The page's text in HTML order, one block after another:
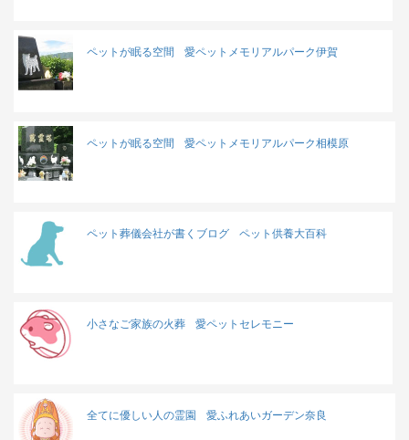
ペットが眠る空間 愛ペットメモリアルパーク伊賀
ペットが眠る空間 愛ペットメモリアルパーク相模原
ペット葬儀会社が書くブログ ペット供養大百科
小さなご家族の火葬 愛ペットセレモニー
全てに優しい人の霊園 愛ふれあいガーデン奈良